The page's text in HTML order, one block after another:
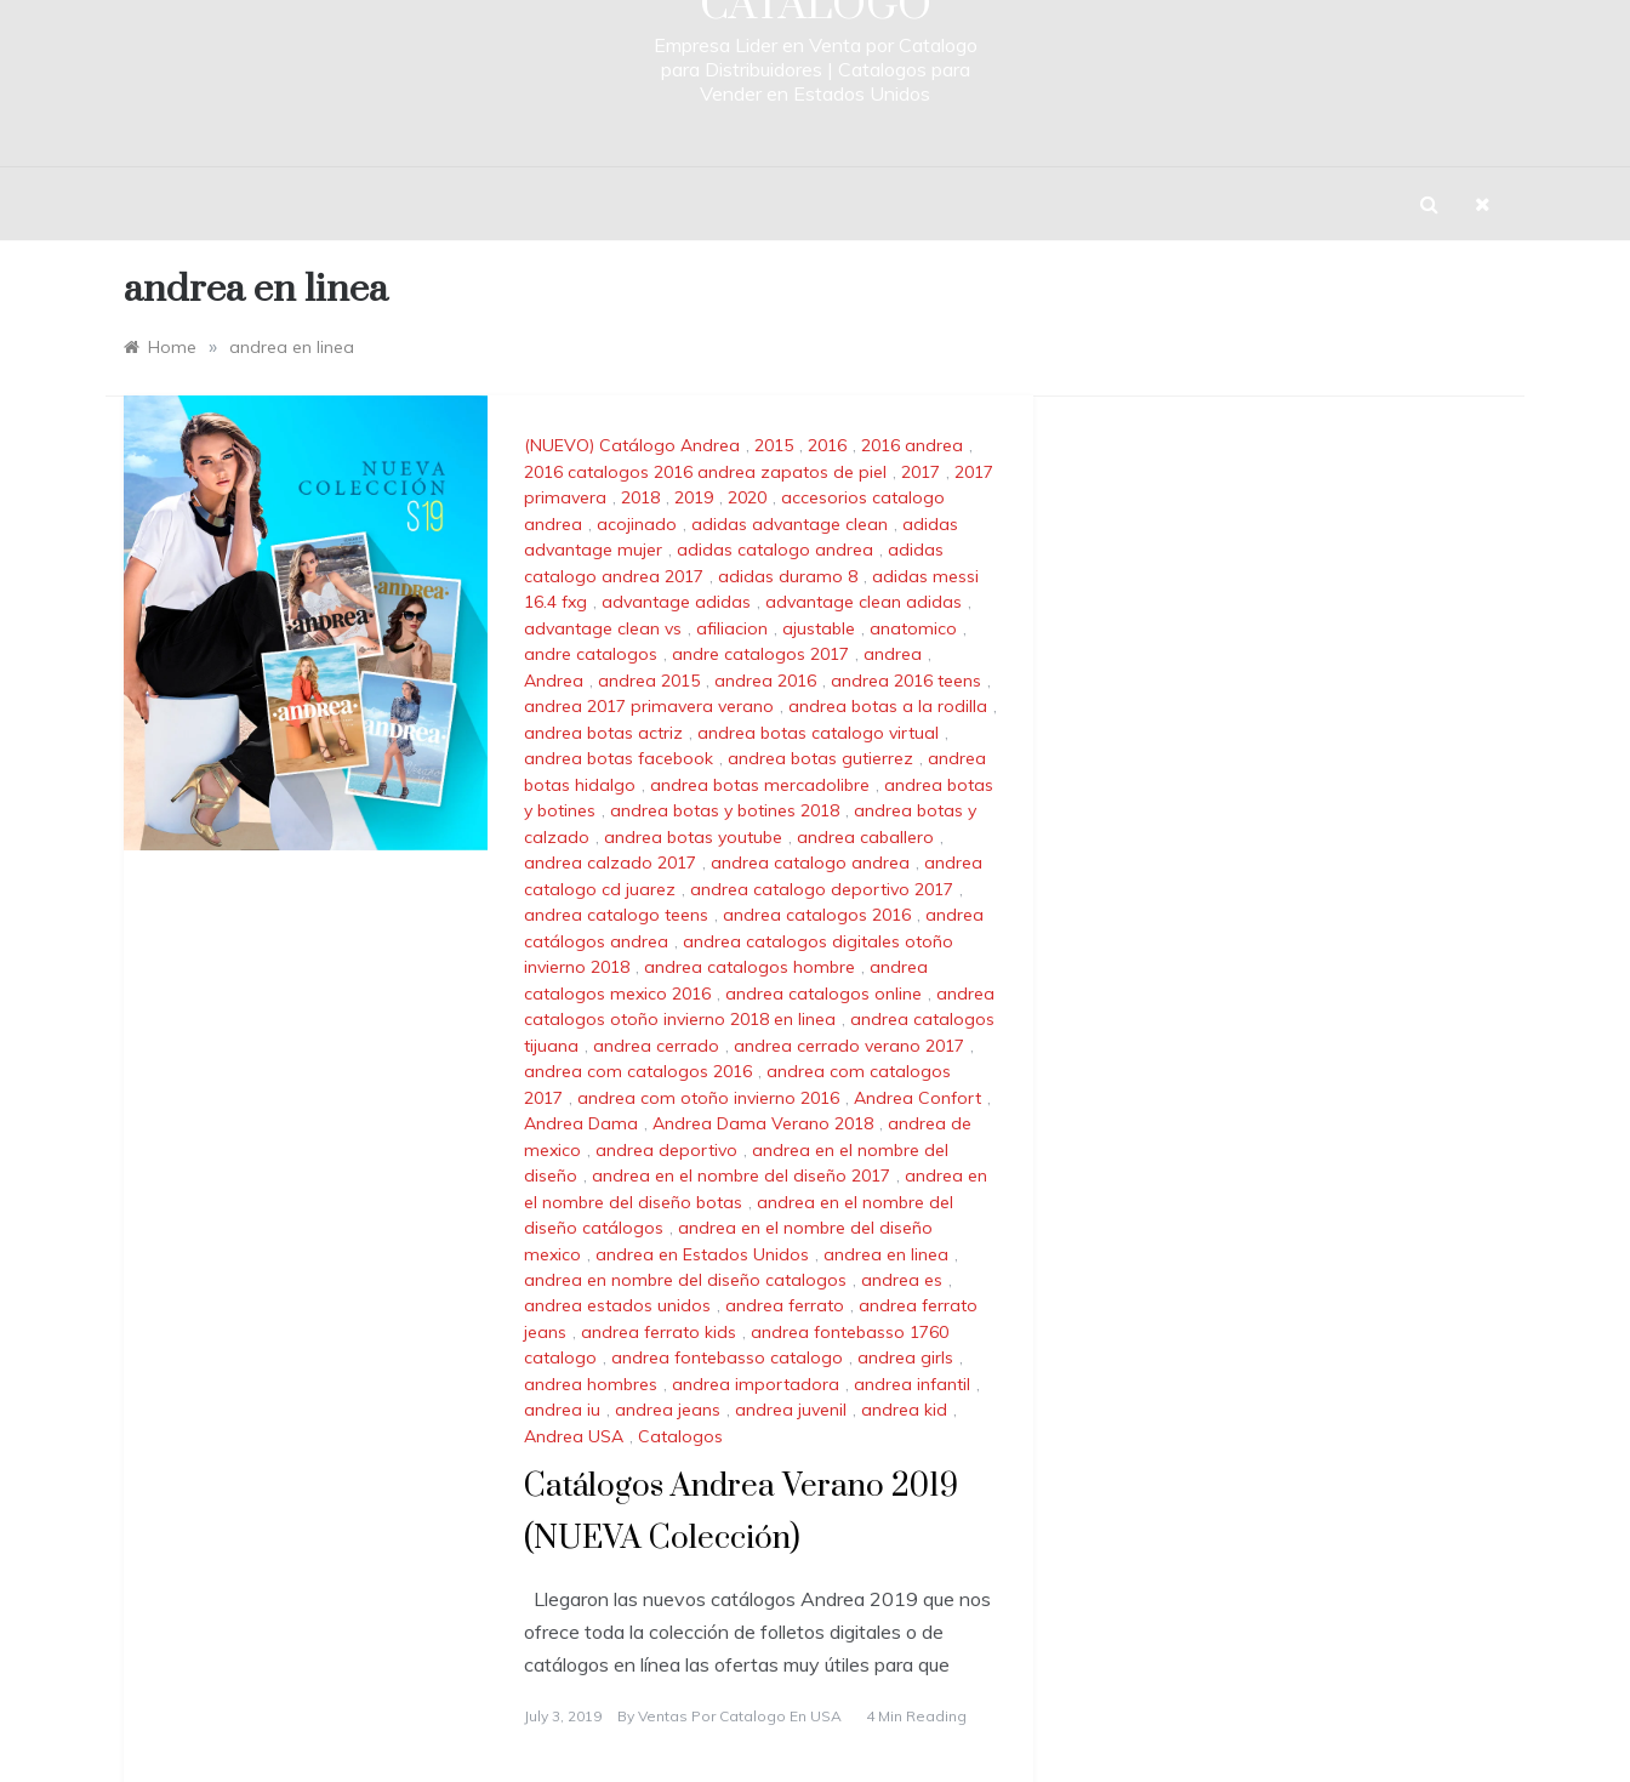
Empresa Lider en Venta por Catalogo
para Distribuidores | Catalogos para
Vender en Estados Unidos
andrea en linea
Home » andrea en linea
(NUEVO) Catálogo Andrea , 2015 , 2016 , 2016 andrea ,
2016 catalogos 2016 andrea zapatos de piel , 2017 , 2017
primavera , 2018 , 2019 , 2020 , accesorios catalogo
andrea , acojinado , adidas advantage clean , adidas
advantage mujer , adidas catalogo andrea , adidas
catalogo andrea 2017 , adidas duramo 8 , adidas messi
16.4 fxg , advantage adidas , advantage clean adidas ,
advantage clean vs , afiliacion , ajustable , anatomico ,
andre catalogos , andre catalogos 2017 , andrea ,
Andrea , andrea 2015 , andrea 2016 , andrea 2016 teens ,
andrea 2017 primavera verano , andrea botas a la rodilla ,
andrea botas actriz , andrea botas catalogo virtual ,
andrea botas facebook , andrea botas gutierrez , andrea
botas hidalgo , andrea botas mercadolibre , andrea botas
y botines , andrea botas y botines 2018 , andrea botas y
calzado , andrea botas youtube , andrea caballero ,
andrea calzado 2017 , andrea catalogo andrea , andrea
catalogo cd juarez , andrea catalogo deportivo 2017 ,
andrea catalogo teens , andrea catalogos 2016 , andrea
catálogos andrea , andrea catalogos digitales otoño
invierno 2018 , andrea catalogos hombre , andrea
catalogos mexico 2016 , andrea catalogos online , andrea
catalogos otoño invierno 2018 en linea , andrea catalogos
tijuana , andrea cerrado , andrea cerrado verano 2017 ,
andrea com catalogos 2016 , andrea com catalogos
2017
andrea com otoño invierno 2016 Andrea Confort
Andrea Dama , Andrea Dama Verano 2018 , andrea de
mexico
andrea deportivo
andrea en el nombre del
diseño , andrea en el nombre del diseño 2017 , andrea en
el nombre del diseño botas
andrea en el nombre del
diseño catálogos , andrea en el nombre del diseño
mexico
andrea en Estados Unidos andrea en linea
andrea en nombre del diseño catalogos , andrea es ,
andrea estados unidos , andrea ferrato , andrea ferrato
jeans , andrea ferrato kids , andrea fontebasso 1760
catalogo , andrea fontebasso catalogo , andrea girls ,
andrea hombres , andrea importadora , andrea infantil ,
andrea iu , andrea jeans , andrea juvenil , andrea kid ,
Andrea USA , Catalogos
Catálogos Andrea Verano 2019
(NUEVA Colección)
Llegaron las nuevos catálogos Andrea 2019 que nos
ofrece toda la colección de folletos digitales o de
catálogos en línea las ofertas muy útiles para que
July 3, 2019 By Ventas Por Catalogo En USA 4 Min Reading